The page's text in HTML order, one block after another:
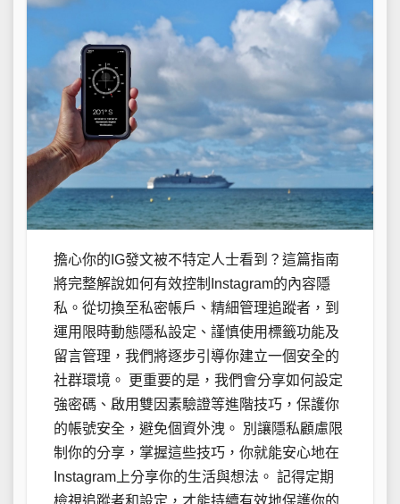
擔心你的IG發文被不特定人士看到？這篇指南
將完整解說如何有效控制Instagram的內容隱
私。從切換至私密帳戶、精細管理追蹤者，到
運用限時動態隱私設定、謹慎使用標籤功能及
留言管理，我們將逐步引導你建立一個安全的
社群環境。 更重要的是，我們會分享如何設定
強密碼、啟用雙因素驗證等進階技巧，保護你
的帳號安全，避免個資外洩。 別讓隱私顧慮限
制你的分享，掌握這些技巧，你就能安心地在
Instagram上分享你的生活與想法。 記得定期
檢視追蹤者和設定，才能持續有效地保護你的